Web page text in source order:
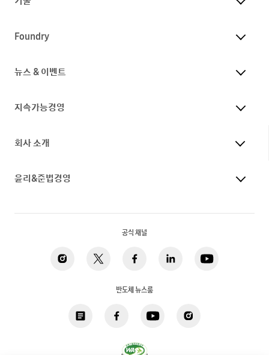
Foundry
뉴스 & 이벤트
지속가능경영
회사 소개
윤리&준법경영
공식 채널
반도체 뉴스룸